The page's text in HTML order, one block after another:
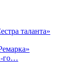
таланта»
го…